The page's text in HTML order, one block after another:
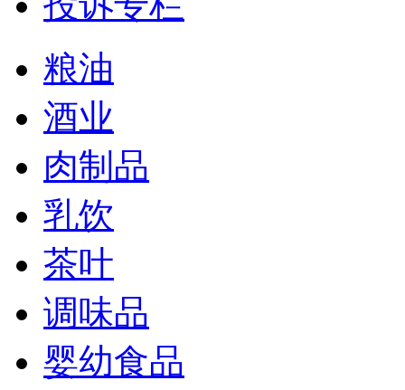
粮油
酒业
肉制品
乳饮
茶叶
调味品
婴幼食品